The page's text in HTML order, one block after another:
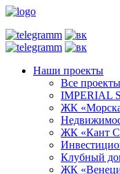
Наши проекты
Все проекты
IMPERIAL
ЖК
ЖК «Кант
Клубный
ЖК